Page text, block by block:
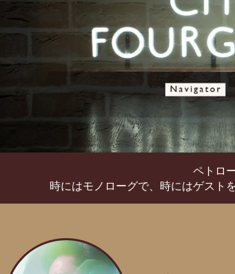
ペトロ
時にはモノローグで、時にはゲストを